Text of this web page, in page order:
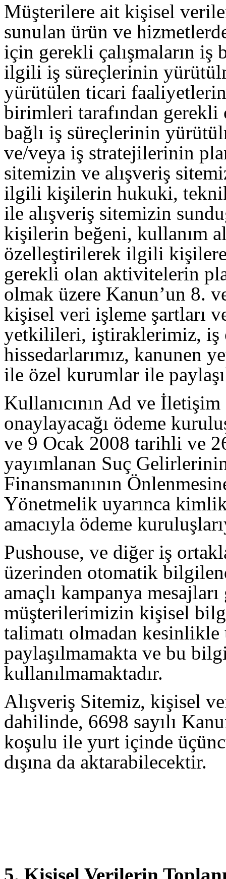
Müşterilere ait kişisel
sunulan ürün ve
için gerekli çalışmaların iş
ilgili iş süreçlerinin
yürütülen ticari
birimleri tarafından gerekli
bağlı iş süreçlerinin
ve/veya iş stratejilerinin
sitemizin ve alışveriş
ilgili kişilerin hukuki,
ile alışveriş sitemizin
kişilerin beğeni, kullanım
özelleştirilerek ilgili kişilere
gerekli olan aktivitelerin
olmak üzere Kanun’un 8.
kişisel veri işleme şartları
yetkilileri, iştiraklerimiz, iş
hissedarlarımız, kanunen
ile özel kurumlar ile
Kullanıcının Ad ve
onaylayacağı ödeme
ve 9 Ocak 2008 tarihli ve
yayımlanan Suç
Finansmanının
Yönetmelik uyarınca
amacıyla ödeme
Pushouse, ve diğer iş
üzerinden otomatik
amaçlı kampanya
müşterilerimizin kişisel
talimatı olmadan kesinlikle
paylaşılmamakta ve bu
kullanılmamaktadır.
Alışveriş Sitemiz, kişisel
dahilinde, 6698 sayılı
koşulu ile yurt içinde
dışına da aktarabilecektir.